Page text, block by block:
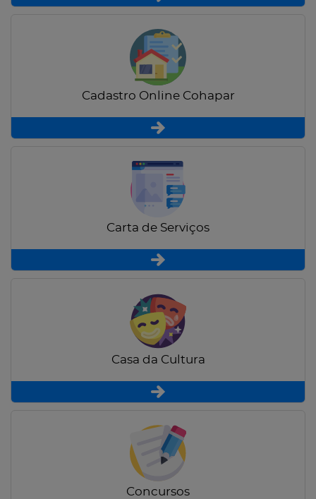
Cadastro Online Cohapar
Carta de Serviços
Casa da Cultura
Concursos